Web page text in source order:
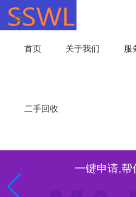
首页 关于我们 服
二手回收
一键申请,帮